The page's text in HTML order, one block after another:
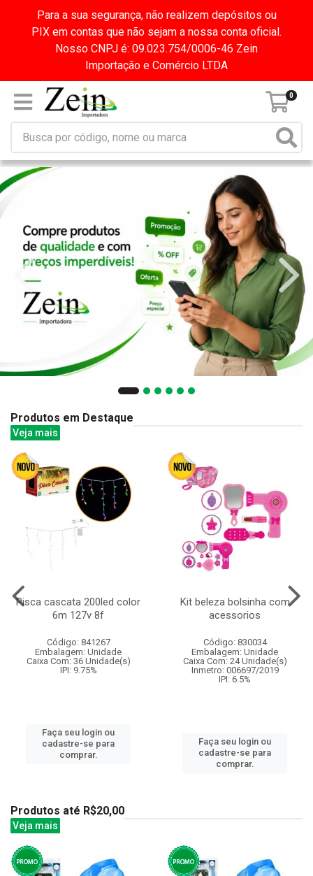
Para a sua segurança, não realizem depósitos ou
PIX em contas que não sejam a nossa conta oficial.
Nosso CNPJ é: 09.023.754/0006-46 Zein
Importação e Comércio LTDA
0
Produtos em Destaque
Veja mais
Pisca cascata 200led color
6m 127v 8f
Código: 841267
Embalagem: Unidade
Caixa Com: 36 Unidade(s)
IPI: 9.75%
Faça seu login ou
cadastre-se para
comprar.
Kit beleza bolsinha com
acessorios
Código: 830034
Embalagem: Unidade
Caixa Com: 24 Unidade(s)
Inmetro: 006697/2019
IPI: 6.5%
Faça seu login ou
cadastre-se para
comprar.
Produtos até R$20,00
Veja mais